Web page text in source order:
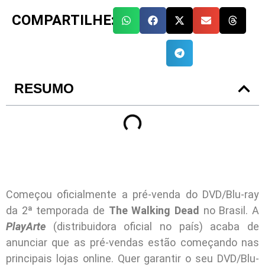
COMPARTILHE:
RESUMO
Começou oficialmente a pré-venda do DVD/Blu-ray
da 2ª temporada de The Walking Dead no Brasil. A
PlayArte (distribuidora oficial no país) acaba de
anunciar que as pré-vendas estão começando nas
principais lojas online. Quer garantir o seu DVD/Blu-